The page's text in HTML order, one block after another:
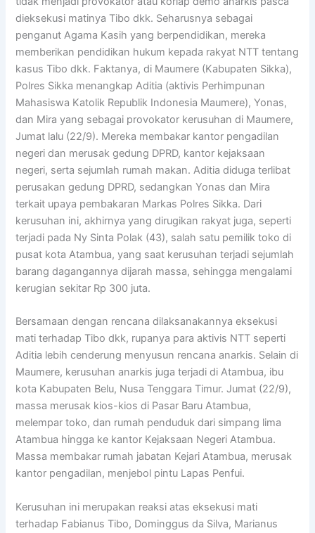
dieksekusi matinya Tibo dkk. Seharusnya sebagai
penganut Agama Kasih yang berpendidikan, mereka
memberikan pendidikan hukum kepada rakyat NTT tentang
kasus Tibo dkk. Faktanya, di Maumere (Kabupaten Sikka),
Polres Sikka menangkap Aditia (aktivis Perhimpunan
Mahasiswa Katolik Republik Indonesia Maumere), Yonas,
dan Mira yang sebagai provokator kerusuhan di Maumere,
Jumat lalu (22/9). Mereka membakar kantor pengadilan
negeri dan merusak gedung DPRD, kantor kejaksaan
negeri, serta sejumlah rumah makan. Aditia diduga terlibat
perusakan gedung DPRD, sedangkan Yonas dan Mira
terkait upaya pembakaran Markas Polres Sikka. Dari
kerusuhan ini, akhirnya yang dirugikan rakyat juga, seperti
terjadi pada Ny Sinta Polak (43), salah satu pemilik toko di
pusat kota Atambua, yang saat kerusuhan terjadi sejumlah
barang dagangannya dijarah massa, sehingga mengalami
kerugian sekitar Rp 300 juta.
Bersamaan dengan rencana dilaksanakannya eksekusi
mati terhadap Tibo dkk, rupanya para aktivis NTT seperti
Aditia lebih cenderung menyusun rencana anarkis. Selain di
Maumere, kerusuhan anarkis juga terjadi di Atambua, ibu
kota Kabupaten Belu, Nusa Tenggara Timur. Jumat (22/9),
massa merusak kios-kios di Pasar Baru Atambua,
melempar toko, dan rumah penduduk dari simpang lima
Atambua hingga ke kantor Kejaksaan Negeri Atambua.
Massa membakar rumah jabatan Kejari Atambua, merusak
kantor pengadilan, menjebol pintu Lapas Penfui.
Kerusuhan ini merupakan reaksi atas eksekusi mati
terhadap Fabianus Tibo, Dominggus da Silva, Marianus